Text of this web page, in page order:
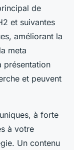
de
et suivantes
améliorant la
meta
présentation
et peuvent
à forte
à votre
Un contenu